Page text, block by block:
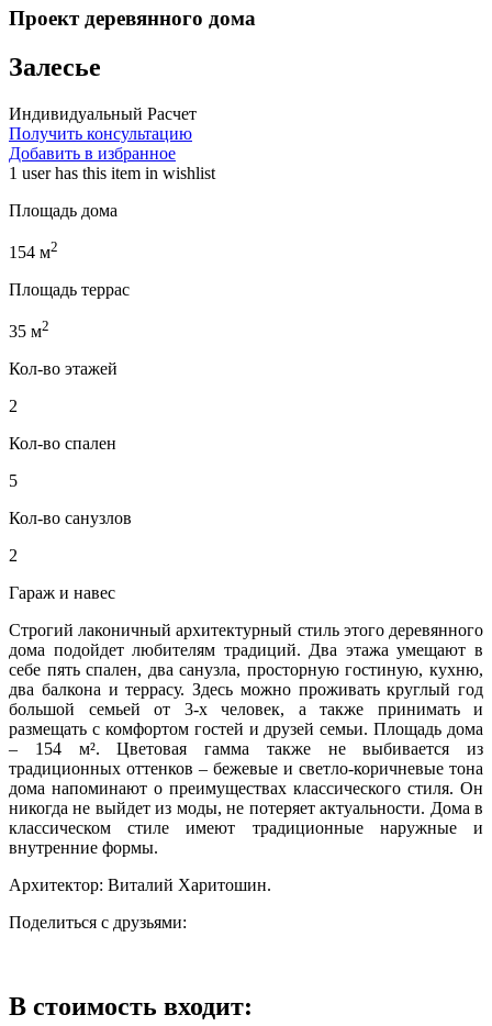
Проект деревянного дома
Залесье
Индивидуальный Расчет
Получить консультацию
Добавить в избранное
1 userhas this item in wishlist
Площадь дома
154 м2
Площадь террас
35 м2
Кол-во этажей
2
Кол-во спален
5
Кол-во санузлов
2
Гараж и навес
Строгий лаконичный архитектурный стиль этого деревянного
дома подойдет любителям традиций. Два этажа умещают в
себе пять спален, два санузла, просторную гостиную, кухню,
два балкона и террасу. Здесь можно проживать круглый год
большой семьей от 3-х человек, а также принимать и
размещать с комфортом гостей и друзей семьи. Площадь дома
– 154 м². Цветовая гамма также не выбивается из
традиционных оттенков – бежевые и светло-коричневые тона
дома напоминают о преимуществах классического стиля. Он
никогда не выйдет из моды, не потеряет актуальности. Дома в
классическом стиле имеют традиционные наружные и
внутренние формы.
Архитектор: Виталий Харитошин.
Поделиться с друзьями:
В стоимость входит: